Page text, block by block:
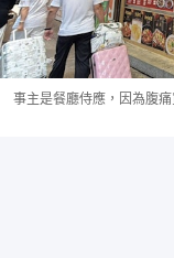
事主是餐廳侍應，因為腹